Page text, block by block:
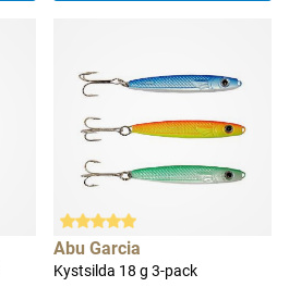
Abu Garcia
Kystsilda 18 g 3-pack